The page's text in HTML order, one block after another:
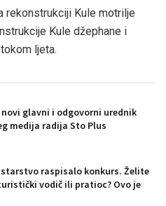
rekonstrukciji Kule motrilje
Kule džephane i
ljeta.
novi glavni i odgovorni urednik
medija radija Sto Plus
raspisalo konkurs. Želite
vodič ili pratioc? Ovo je